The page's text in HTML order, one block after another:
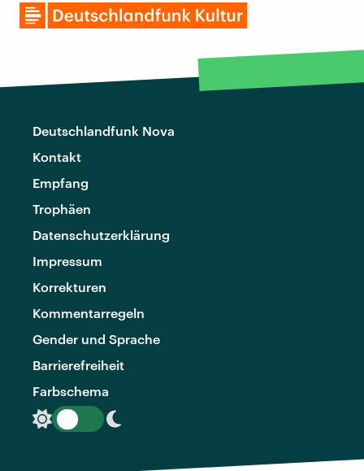
Deutschlandfunk Nova
Kontakt
Empfang
Trophäen
Datenschutzerklärung
Impressum
Korrekturen
Kommentarregeln
Gender und Sprache
Barrierefreiheit
Farbschema